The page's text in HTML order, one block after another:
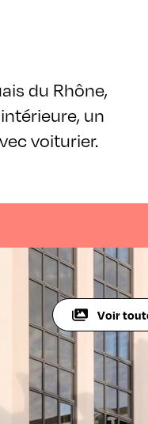
du Rhône,
un
voiturier.
Voir